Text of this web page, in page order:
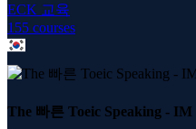
ECK 교육
155 courses
The 빠른 Toeic Speaking - IM